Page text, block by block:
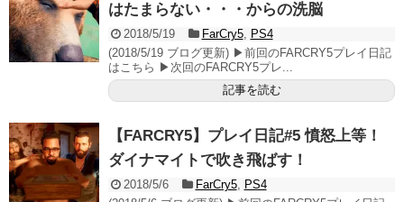
はたまらない・・・からの洗脳
2018/5/19 FarCry5, PS4
(2018/5/19 ブログ更新) ▶前回のFARCRY5プレイ日記
はこちら ▶次回のFARCRY5プレ...
記事を読む
【FARCRY5】プレイ日記#5 憤怒上等！
ダイナマイトで吹き飛ばす！
2018/5/6 FarCry5, PS4